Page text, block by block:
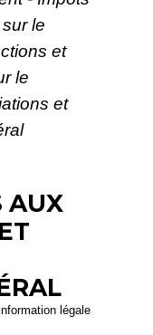
le
et
le
et
AUX
légale